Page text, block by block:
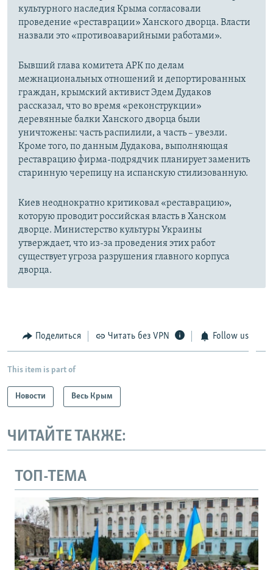
культурного наследия Крыма согласовали
проведение «реставрации» Ханского дворца. Власти
назвали это «противоаварийными работами».
Бывший глава комитета АРК по делам
межнациональных отношений и депортированных
граждан, крымский активист Эдем Дудаков
рассказал, что во время «реконструкции»
деревянные балки Ханского дворца были
уничтожены: часть распилили, а часть – увезли.
Кроме того, по данным Дудакова, выполняющая
реставрацию фирма-подрядчик планирует заменить
старинную черепицу на испанскую стилизованную.
Киев неоднократно критиковал «реставрацию»,
которую проводит российская власть в Ханском
дворце. Министерство культуры Украины
утверждает, что из-за проведения этих работ
существует угроза разрушения главного корпуса
дворца.
Поделиться Читать без VPN Follow us
This item is part of
Новости Весь Крым
ЧИТАЙТЕ ТАКЖЕ:
ТОП-ТЕМА